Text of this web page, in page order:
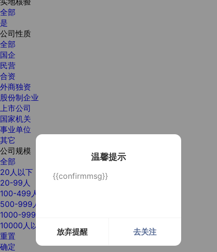
温馨提示
{{confirmmsg}}
放弃提醒 去关注
全部
是
公司性质
全部
国企
民营
合资
外商独资
股份制企业
上市公司
国家机关
事业单位
其它
公司规模
全部
20人以下
20-99人
100-499人
500-999人
1000-9999人
10000人以上
重置
确定